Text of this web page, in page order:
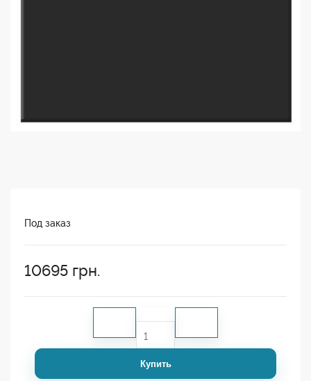
Под заказ
10695 грн.
Купить